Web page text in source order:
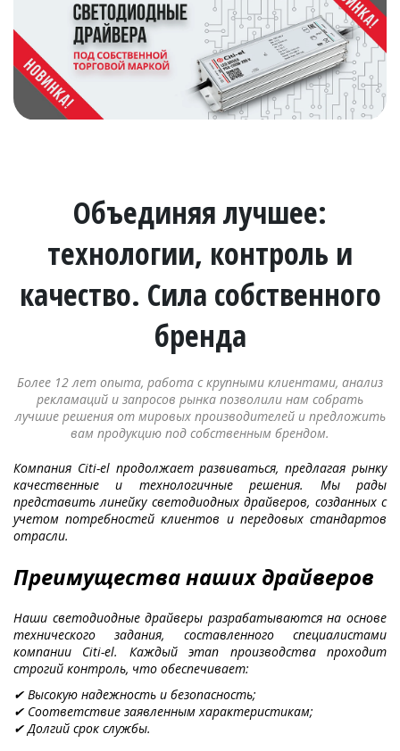
Объединяя лучшее:
технологии, контроль и
качество. Сила собственного
бренда
Более 12 лет опыта, работа с крупными клиентами, анализ
рекламаций и запросов рынка позволили нам собрать
лучшие решения от мировых производителей и предложить
вам продукцию под собственным брендом.
Компания Citi-el продолжает развиваться, предлагая рынку
качественные и технологичные решения. Мы рады
представить линейку светодиодных драйверов, созданных с
учетом потребностей клиентов и передовых стандартов
отрасли.
Преимущества наших драйверов
Наши светодиодные драйверы разрабатываются на основе
технического задания, составленного специалистами
компании Citi-el. Каждый этап производства проходит
строгий контроль, что обеспечивает:
✔ Высокую надежность и безопасность;
✔ Соответствие заявленным характеристикам;
✔ Долгий срок службы.